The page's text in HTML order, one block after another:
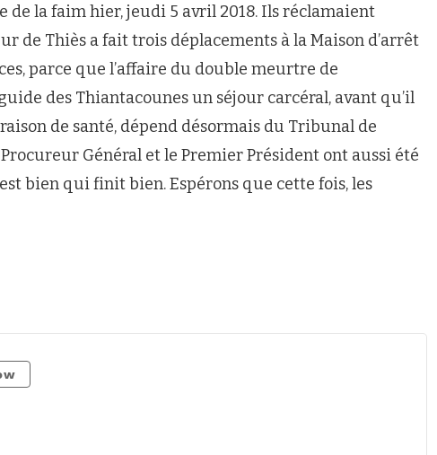
la faim hier, jeudi 5 avril 2018. Ils réclamaient
de Thiès a fait trois déplacements à la Maison d’arrêt
parce que l’affaire du double meurtre de
des Thiantacounes un séjour carcéral, avant qu’il
de santé, dépend désormais du Tribunal de
Général et le Premier Président ont aussi été
bien qui finit bien. Espérons que cette fois, les